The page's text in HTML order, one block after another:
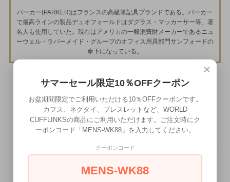
パーカー(PARKER)はフランスの高級筆記具ブランドである。パーカー
で最高ラインの製品デュオフォールドはダグラス・マッカーサー等、著
名人も使用していた。現在はアメリカの一般消費財メーカーであるニュ
ーウェル・ラバーメイド・グループのオフィス用具部門サンフォードの
傘下になっている。
その他の詳細情報
販売価格 4,400円(税込)
×
サマーセール限定10％OFFクーポン
お盆期間限定でご利用いただける10％OFFクーポンです。
カフス、ネクタイ、ブレスレットなど、WORLD
CUFFLINKSの商品にご利用いただけます。ご注文時にク
ーポンコード「MENS-WK88」を入力してください。
クーポンコード
MENS-WK88